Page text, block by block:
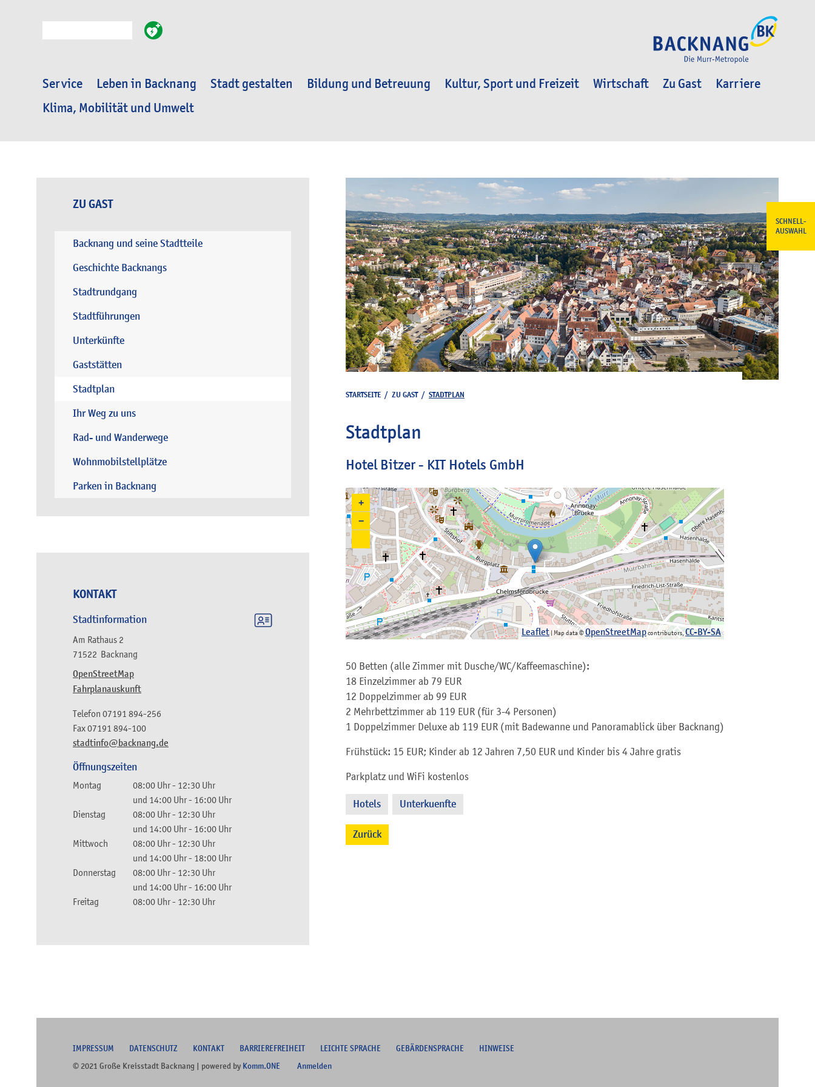
Service Leben in Backnang Stadt gestalten Bildung und Betreuung Kultur, Sport und Freizeit Wirtschaft Zu Gast
Karriere
Klima, Mobilität und Umwelt
SCHNELL-
AUSWAHL
ZU GAST
Backnang und seine Stadtteile
Geschichte Backnangs
Stadtrundgang
Stadtführungen
Unterkünfte
Gaststätten
Stadtplan
Ihr Weg zu uns
Rad- und Wanderwege
Wohnmobilstellplätze
Parken in Backnang
KONTAKT
Stadtinformation
Am Rathaus 2
71522 Backnang
OpenStreetMap
Fahrplanauskunft
stadtinfo@backnang.de
Telefon 07191 894-256
Fax07191 894-100
Öffnungszeiten
Montag 08:00 Uhr- 12:30 Uhr
und 14:00 Uhr- 16:00 Uhr
Dienstag
08:00 Uhr- 12:30 Uhr
und 14:00 Uhr- 16:00 Uhr
Mittwoch
08:00 Uhr- 12:30 Uhr
und 14:00 Uhr- 18:00 Uhr
Donnerstag
08:00 Uhr- 12:30 Uhr
und 14:00 Uhr- 16:00 Uhr
Freitag
08:00 Uhr- 12:30 Uhr
STARTSEITE / ZU GAST/ STADTPLAN
Stadtplan
Hotel Bitzer - KIT Hotels GmbH
+
−
Leaflet | Map data ©OpenStreetMapcontributors,CC-BY-SA
50 Betten (alle Zimmer mit Dusche/WC/Kaffeemaschine):
18 Einzelzimmer ab 79 EUR
12 Doppelzimmer ab 99 EUR
2 Mehrbettzimmer ab 119 EUR (für 3-4 Personen)
1 Doppelzimmer Deluxe ab 119 EUR (mit Badewanne und Panoramablick über Backnang)
Frühstück: 15 EUR; Kinder ab 12 Jahren 7,50 EUR und Kinder bis 4 Jahre gratis
Parkplatz und WiFi kostenlos
Hotels Unterkuenfte
Zurück
IMPRESSUM DATENSCHUTZ KONTAKT BARRIEREFREIHEIT LEICHTE SPRACHE GEBÄRDENSPRACHE
HINWEISE
© 2021 Große Kreisstadt Backnang | powered by Komm.ONE Anmelden